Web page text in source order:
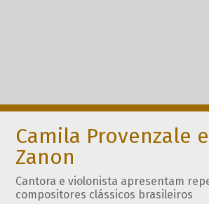
Camila Provenzale
Zanon
Cantora e violonista apresentam
compositores clássicos brasileiros